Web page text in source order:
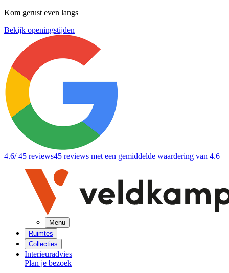
Kom gerust even langs
Bekijk openingstijden
4.6/ 45 reviews45 reviews met een gemiddelde waardering van 4.6
Menu
Ruimtes
Collecties
Interieuradvies
Plan je bezoek